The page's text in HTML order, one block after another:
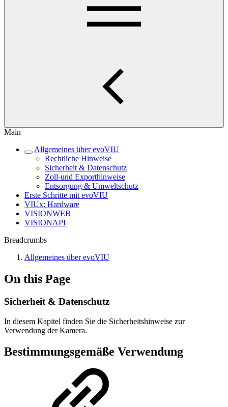
Main
Allgemeines über evoVIU
Rechtliche Hinweise
Sicherheit & Datenschutz
Zoll-und Exporthinweise
Entsorgung & Umweltschutz
Erste Schritte mit evoVIU
VIUx: Hardware
VISIONWEB
VISIONAPI
Breadcrumbs
Allgemeines über evoVIU
On this Page
Sicherheit & Datenschutz
In diesem Kapitel finden Sie die Sicherheitshinweise zur
Verwendung der Kamera.
Bestimmungsgemäße Verwendung